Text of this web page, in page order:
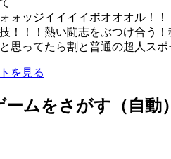
ォッジイイイイボオオオル！！
！！！熱い闘志をぶつけ合う！
思ってたら割と普通の超人ス
を見る
ムをさがす（自動）